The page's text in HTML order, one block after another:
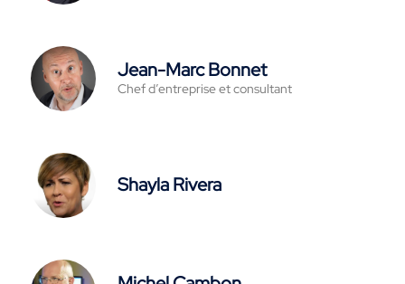
Jean-Marc Bonnet
Chef d’entreprise et consultant
Shayla Rivera